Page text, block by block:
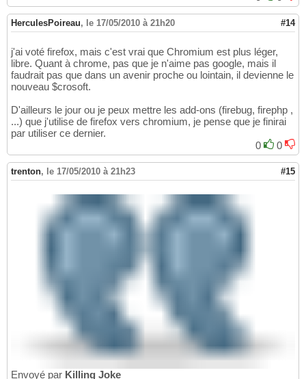
HerculesPoireau, le 17/05/2010 à 21h20 #14
j'ai voté firefox, mais c'est vrai que Chromium est plus léger,
libre. Quant à chrome, pas que je n'aime pas google, mais il
faudrait pas que dans un avenir proche ou lointain, il devienne le
nouveau $crosoft.
D'ailleurs le jour ou je peux mettre les add-ons (firebug, firephp ,
...) que j'utilise de firefox vers chromium, je pense que je finirai
par utiliser ce dernier.
0
0
trenton, le 17/05/2010 à 21h23 #15
Envoyé par Killing Joke